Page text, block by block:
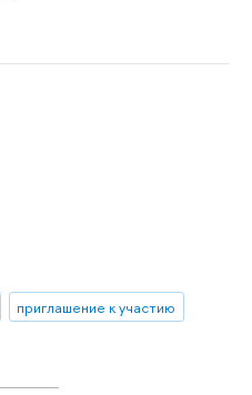
приглашение к участию